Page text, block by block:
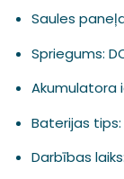
Saules
Spriegums:
Akumulatora
Baterijas tips:
Darbības laiks: